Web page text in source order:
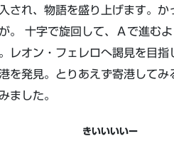
され、物語を盛り上げます。
。 十字で旋回して、Ａで進む
レオン・フェレロへ謁見を目
を発見。とりあえず寄港して
ました。
きいいいいー